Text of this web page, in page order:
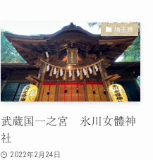
埼玉県
武蔵国一之宮 氷川女體神
社
2022年2月24日